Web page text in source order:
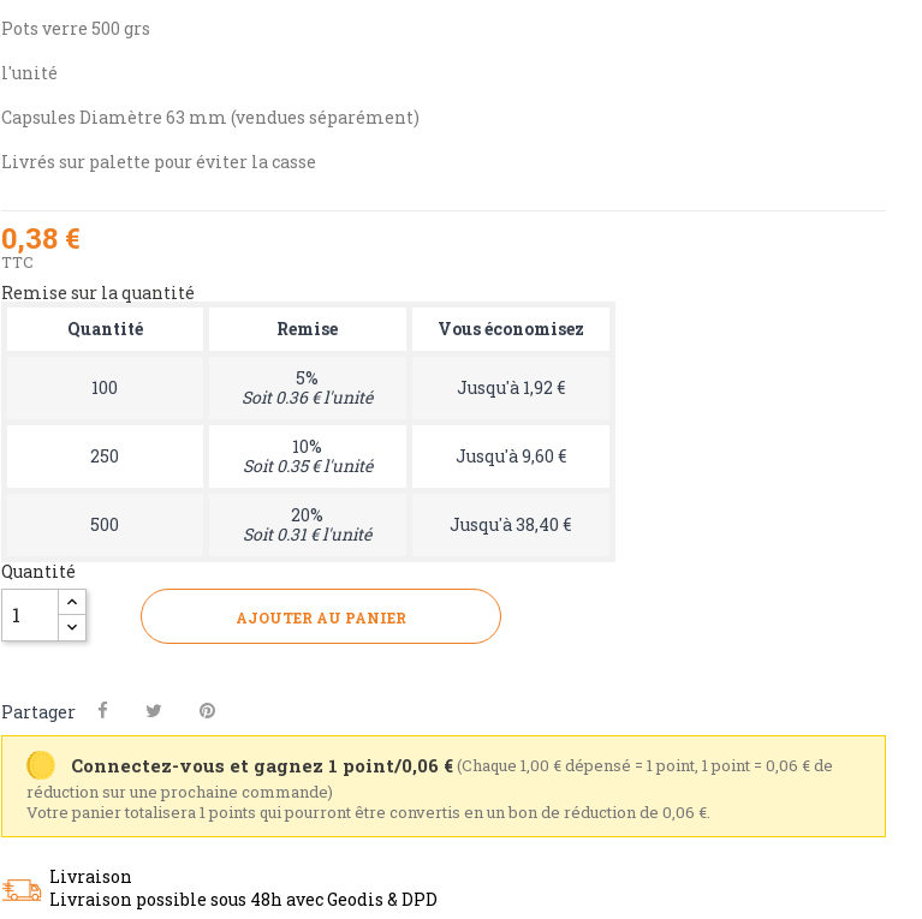
Pots verre 500 grs
l'unité
Capsules Diamètre 63 mm (vendues séparément)
Livrés sur palette pour éviter la casse
0,38 €
TTC
Remise sur la quantité
Quantité
Remise Vous économisez
100
5%
Soit 0.36 € l'unité
Jusqu'à 1,92 €
250
10%
Soit 0.35 € l'unité
Jusqu'à 9,60 €
500
20%
Soit 0.31 € l'unité
Jusqu'à 38,40 €
Quantité
AJOUTER AU PANIER
Partager
Connectez-vous et gagnez 1 point/0,06 €(Chaque 1,00 € dépensé = 1 point, 1 point = 0,06 € de
réduction sur une prochaine commande)
Votre panier totalisera 1 points qui pourront être convertis en un bon de réduction de 0,06 €.
Livraison
Livraison possible sous 48h avec Geodis & DPD